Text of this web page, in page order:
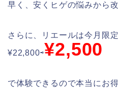
早く、安くヒゲの悩みから
さらに、リエールは今月限定
¥22,800⇨¥2,500
で体験できるので本当にお